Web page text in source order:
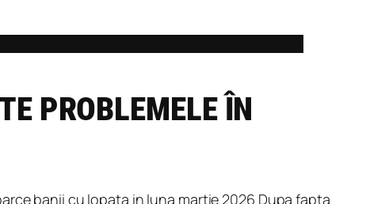
PROBLEMELE ÎN